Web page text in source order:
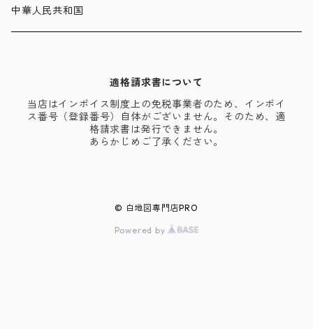
中華人民共和国
適格請求書について
当店はインボイス制度上の免税事業者のため、インボイ
ス番号（登録番号）自体がございません。そのため、適
格請求書は発行できません。
あらかじめご了承ください。
© 白地図専門店PRO
Powered by